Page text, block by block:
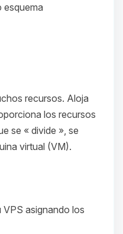
esquema
recursos. Aloja
los recursos
se « divide », se
virtual (VM).
asignando los